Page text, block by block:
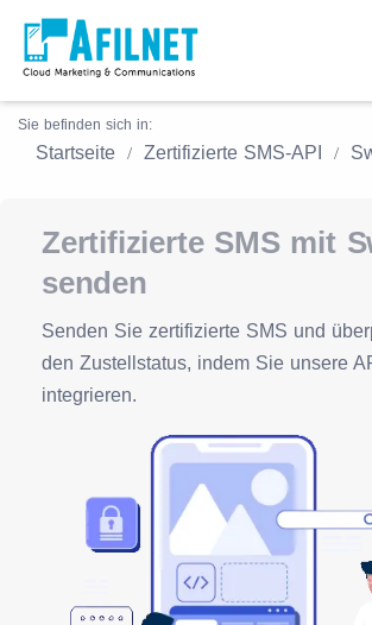
Sie befinden sich in:
Startseite Zertifizierte SMS-API
Zertifizierte SMS mit
senden
Senden Sie zertifizierte SMS und
den Zustellstatus, indem Sie unsere
integrieren.